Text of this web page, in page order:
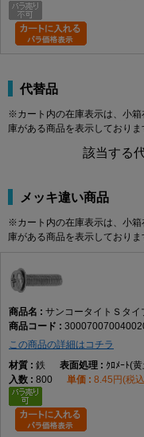
代替品
※カート内の在庫表示は、小
庫がある商品を表示しておりま
該当する
メッキ違い商品
※カート内の在庫表示は、小
庫がある商品を表示しておりま
サンコータイトＳタイ
この商品の詳細はコチラ
鉄
ｸﾛﾒｰﾄ(
800
8.45円(税